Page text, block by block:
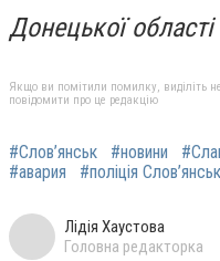
Донецької області
Якщо ви помітили помилку, виділіть
повідомити про це редакцію
#Слов’янськ #новини
#авария
#поліція
Лідія Хаустова
Головна редакторка